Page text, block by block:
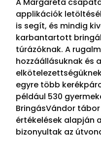
applikációk
is segít, és mindig
karbantartott
túrázóknak. A
hozzáállásuknak és
egyre több
például 530
BringásVándor
értékelések alapján
bizonyultak az